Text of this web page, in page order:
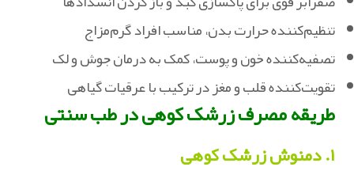
تنظیم‌کننده حرارت بدن، مناسب افراد گرم‌مزاج
‏تصفیه‌کننده خون و پوست، کمک به درمان جوش و لک
‏تقویت‌کننده قلب و مغز در ترکیب با عرقیات گیاهی
طریقه مصرف زرشک کوهی در طب سنتی
۱. دمنوش زرشک کوهی